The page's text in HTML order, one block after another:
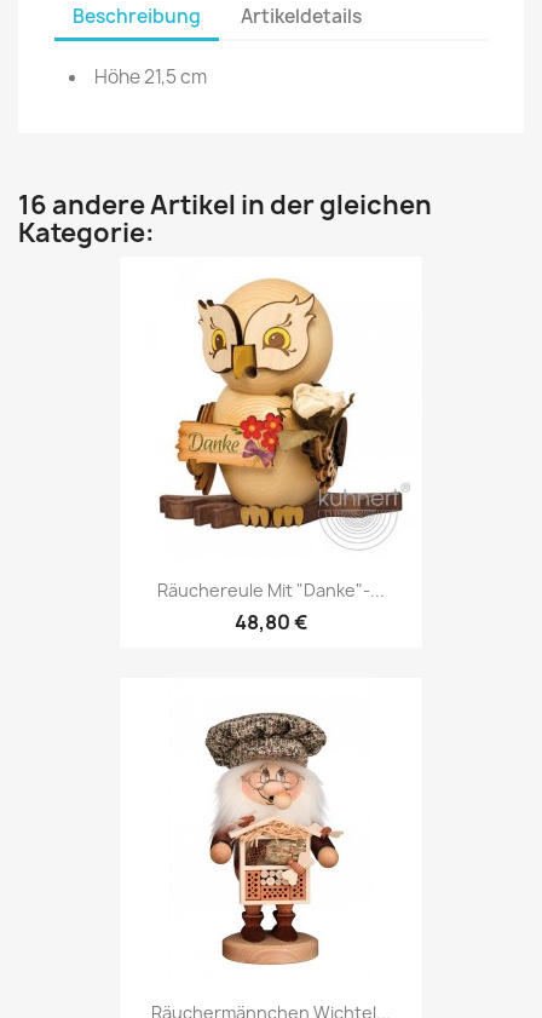
Beschreibung Artikeldetails
Höhe 21,5 cm
16 andere Artikel in der gleichen
Kategorie:
Räuchereule Mit "Danke"-...
48,80 €
Räuchermännchen Wichtel...